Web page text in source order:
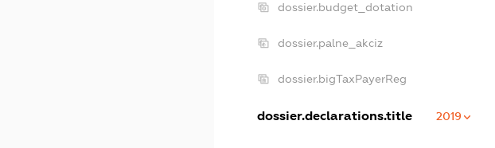
dossier.budget_dotation
dossier.palne_akciz
dossier.bigTaxPayerReg
dossier.declarations.title 2019